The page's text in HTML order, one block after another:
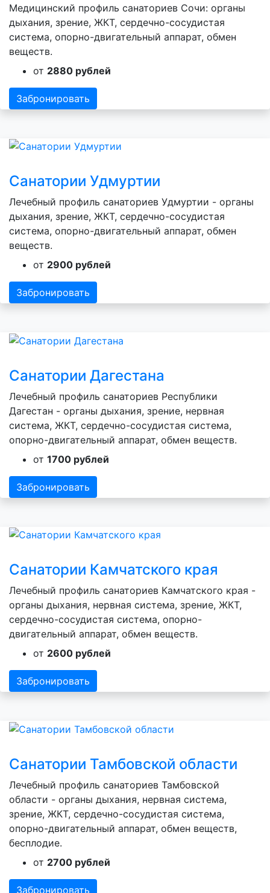
Медицинский профиль санаториев Сочи: органы
дыхания, зрение, ЖКТ, сердечно-сосудистая
система, опорно-двигательный аппарат, обмен
веществ.
от 2880 рублей
Забронировать
Санатории Удмуртии
Лечебный профиль санаториев Удмуртии - органы
дыхания, зрение, ЖКТ, сердечно-сосудистая
система, опорно-двигательный аппарат, обмен
веществ.
от 2900 рублей
Забронировать
Санатории Дагестана
Лечебный профиль санаториев Республики
Дагестан - органы дыхания, зрение, нервная
система, ЖКТ, сердечно-сосудистая система,
опорно-двигательный аппарат, обмен веществ.
от 1700 рублей
Забронировать
Санатории Камчатского края
Лечебный профиль санаториев Камчатского края -
органы дыхания, нервная система, зрение, ЖКТ,
сердечно-сосудистая система, опорно-
двигательный аппарат, обмен веществ.
от 2600 рублей
Забронировать
Санатории Тамбовской области
Лечебный профиль санаториев Тамбовской
области - органы дыхания, нервная система,
зрение, ЖКТ, сердечно-сосудистая система,
опорно-двигательный аппарат, обмен веществ,
бесплодие.
от 2700 рублей
Забронировать